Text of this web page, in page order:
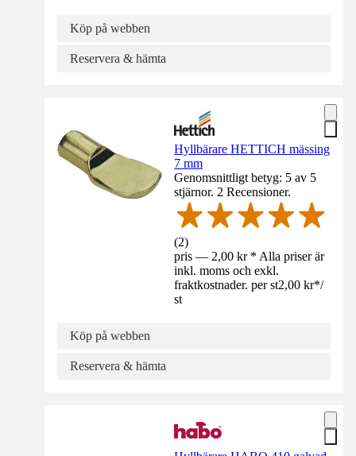
Köp på webben
Reservera & hämta
Hyllbärare HETTICH mässing
7 mm
Genomsnittligt betyg: 5 av 5
stjärnor. 2 Recensioner.
(2)
pris — 2,00 kr * Alla priser är
inkl. moms och exkl.
fraktkostnader. per st2,00 kr*/
st
Köp på webben
Reservera & hämta